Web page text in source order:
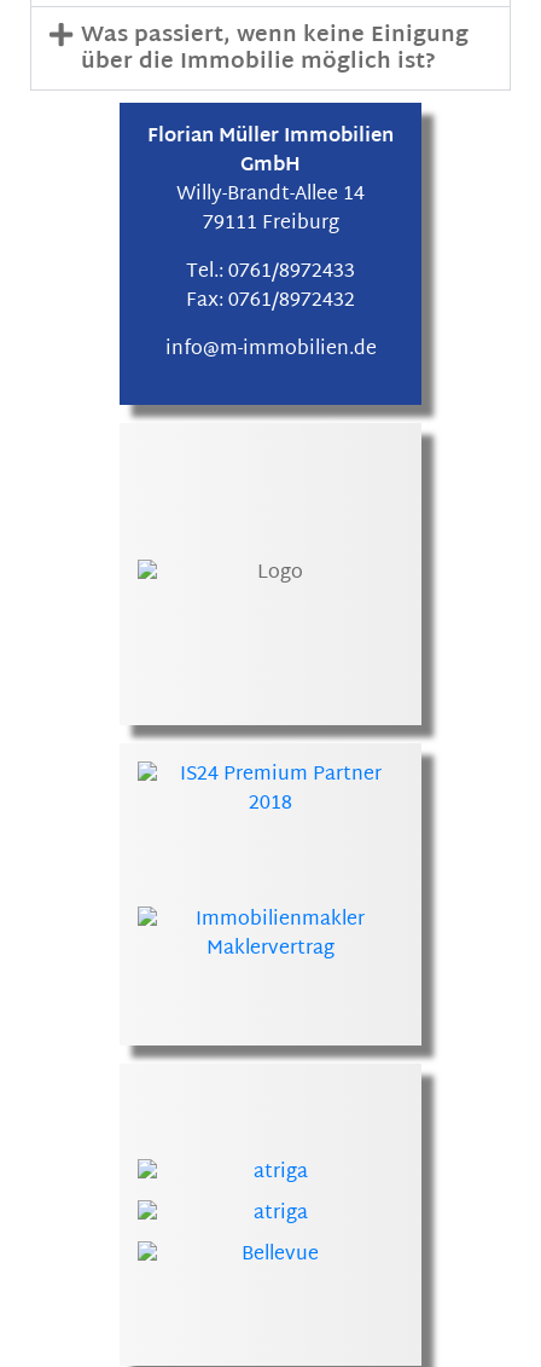
Was passiert, wenn keine Einigung
über die Immobilie möglich ist?
Florian Müller Immobilien
GmbH
Willy-Brandt-Allee 14
79111 Freiburg
Tel.:0761/8972433
Fax:0761/8972432
info@m-immobilien.de